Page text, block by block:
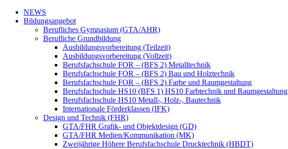
NEWS
Bildungsangebot
Berufliches Gymnasium (GTA/AHR)
Berufliche Grundbildung
Ausbildungsvorbereitung (Teilzeit)
Ausbildungsvorbereitung (Vollzeit)
Berufsfachschule FOR – (BFS 2) Metalltechnik
Berufsfachschule FOR – (BFS 2) Bau und Holztechnik
Berufsfachschule FOR – (BFS 2) Farbe und Raumgestaltung
Berufsfachschule HS10 (BFS 1) HS10 Farbtechnik und Raumgestaltung
Berufsfachschule HS10 Metall-, Holz-, Bautechnik
Internationale Förderklassen (IFK)
Design und Technik (FHR)
GTA/FHR Grafik- und Objektdesign (GD)
GTA/FHR Medien/Kommunikation (MK)
Zweijährige Höhere Berufsfachschule Drucktechnik (HBDT)